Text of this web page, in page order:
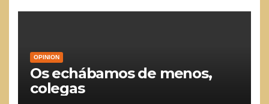
OPINION
Os echábamos de menos,
colegas